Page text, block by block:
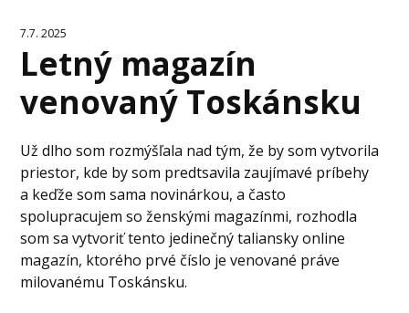
7.7. 2025
Letný magazín
venovaný Toskánsku
Už dlho som rozmýšľala nad tým, že by som vytvorila
priestor, kde by som predtsavila zaujímavé príbehy
a keďže som sama novinárkou, a často
spolupracujem so ženskými magazínmi, rozhodla
som sa vytvoriť tento jedinečný taliansky online
magazín, ktorého prvé číslo je venované práve
milovanému Toskánsku.